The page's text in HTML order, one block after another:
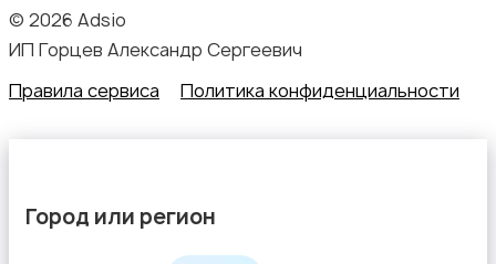
© 2026 Adsio
ИП Горцев Александр Сергеевич
Правила сервиса
Политика конфиденциальности
Город или регион